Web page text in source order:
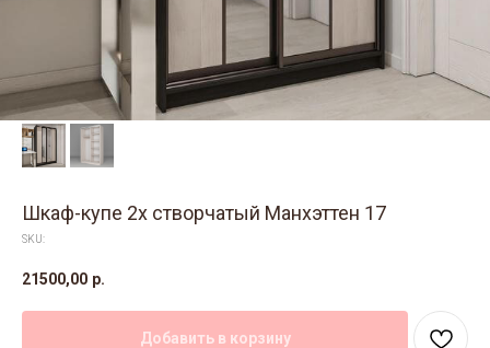
Шкаф-купе 2х створчатый Манхэттен 17
SKU:
21500,00 р.
Добавить в корзину